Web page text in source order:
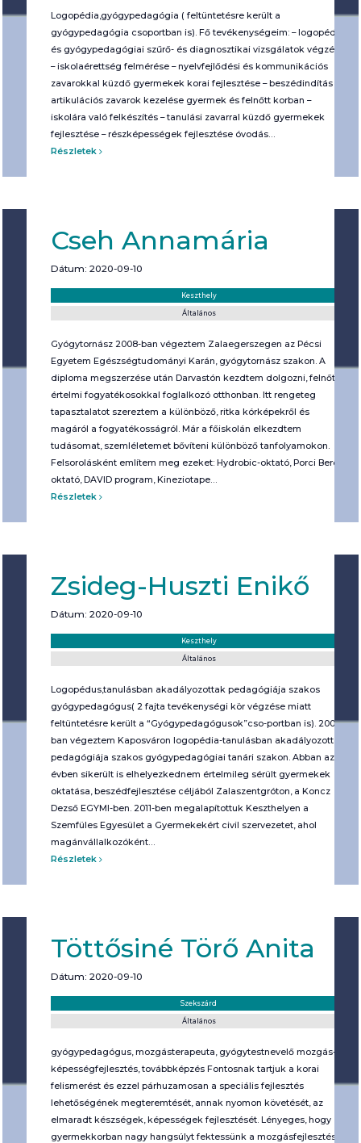
Logopédia,gyógypedagógia ( feltüntetésre került a
gyógypedagógia csoportban is). Fő tevékenységeim: – logopédiai
és gyógypedagógiai szűrő- és diagnosztikai vizsgálatok végzése
– iskolaérettség felmérése – nyelvfejlődési és kommunikációs
zavarokkal küzdő gyermekek korai fejlesztése – beszédindítás –
artikulációs zavarok kezelése gyermek és felnőtt korban –
iskolára való felkészítés – tanulási zavarral küzdő gyermekek
fejlesztése – részképességek fejlesztése óvodás…
Részletek
Cseh Annamária
Dátum: 2020-09-10
Keszthely
Általános
Gyógytornász 2008-ban végeztem Zalaegerszegen az Pécsi
Egyetem Egészségtudományi Karán, gyógytornász szakon. A
diploma megszerzése után Darvastón kezdtem dolgozni, felnőtt
értelmi fogyatékosokkal foglalkozó otthonban. Itt rengeteg
tapasztalatot szereztem a különböző, ritka kórképekről és
magáról a fogyatékosságról. Már a főiskolán elkezdtem
tudásomat, szemléletemet bővíteni különböző tanfolyamokon.
Felsorolásként említem meg ezeket: Hydrobic-oktató, Porci Berci
oktató, DAVID program, Kineziotape…
Részletek
Zsideg-Huszti Enikő
Dátum: 2020-09-10
Keszthely
Általános
Logopédus,tanulásban akadályozottak pedagógiája szakos
gyógypedagógus( 2 fajta tevékenységi kör végzése miatt
feltüntetésre került a “Gyógypedagógusok”cso-portban is). 2008-
ban végeztem Kaposváron logopédia-tanulásban akadályozottak
pedagógiája szakos gyógypedagógiai tanári szakon. Abban az
évben sikerült is elhelyezkednem értelmileg sérült gyermekek
oktatása, beszédfejlesztése céljából Zalaszentgróton, a Koncz
Dezső EGYMI-ben. 2011-ben megalapítottuk Keszthelyen a
Szemfüles Egyesület a Gyermekekért civil szervezetet, ahol
magánvállalkozóként…
Részletek
Töttősiné Törő Anita
Dátum: 2020-09-10
Szekszárd
Általános
gyógypedagógus, mozgásterapeuta, gyógytestnevelő mozgás-és
képességfejlesztés, továbbképzés Fontosnak tartjuk a korai
felismerést és ezzel párhuzamosan a speciális fejlesztés
lehetőségének megteremtését, annak nyomon követését, az
elmaradt készségek, képességek fejlesztését. Lényeges, hogy
gyermekkorban nagy hangsúlyt fektessünk a mozgásfejlesztésre,